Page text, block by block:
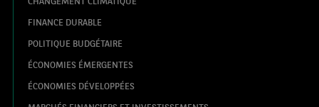
FINANCE DURABLE
POLITIQUE BUDGÉTAIRE
ÉCONOMIES ÉMERGENTES
ÉCONOMIES DÉVELOPPÉES